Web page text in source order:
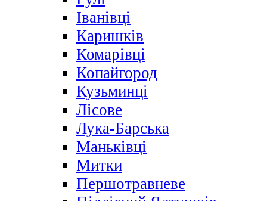
Іванівці
Каришків
Комарівці
Копайгород
Кузьминці
Лісове
Лука-Барська
Маньківці
Митки
Першотравневе